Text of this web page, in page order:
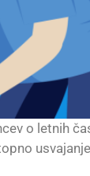
o letnih